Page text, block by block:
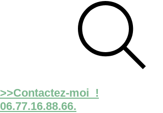
>>Contactez-moi !
06.77.16.88.66.